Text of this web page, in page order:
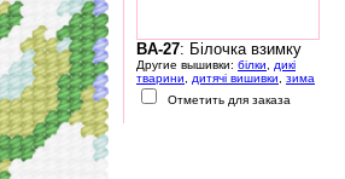
BA-27: Білочка взимку
Другие вышивки: білки
дикі
тварини
дитячі вишивки
зима
Отметить для заказа